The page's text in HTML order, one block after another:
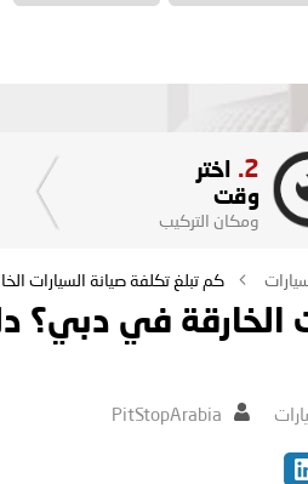
2.
اختر
وقت
ومكان التركيب
كم تبلغ تكلفة صيانة السيارات
الخارقة في دبي؟
PitStopArabia